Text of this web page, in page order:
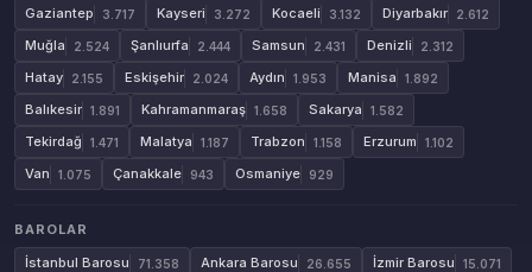
Gaziantep 3.717 Kayseri 3.272 Kocaeli 3.132 Diyarbakır 2.612
Muğla 2.524 Şanlıurfa 2.444 Samsun 2.431 Denizli 2.312
Hatay 2.155 Eskişehir 2.024 Aydın 1.953 Manisa 1.892
Balıkesir 1.891 Kahramanmaraş 1.658 Sakarya 1.582
Tekirdağ 1.471 Malatya 1.187 Trabzon 1.158 Erzurum 1.102
Van 1.075 Çanakkale 943 Osmaniye 929
BAROLAR
İstanbul Barosu
71.358 Ankara Barosu 26.655 İzmir Barosu 15.071